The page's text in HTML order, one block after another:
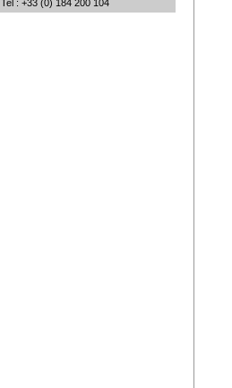
Tel : +33 (0) 184 200 104